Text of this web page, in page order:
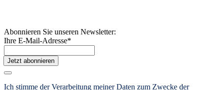
Abonnieren Sie unseren Newsletter:
Ihre E-Mail-Adresse*
Jetzt abonnieren
Ich stimme der Verarbeitung meiner Daten zum Zwecke der